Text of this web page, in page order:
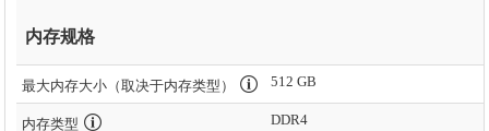
内存规格
最大内存大小（取决于内存类型） 512 GB
内存类型 DDR4